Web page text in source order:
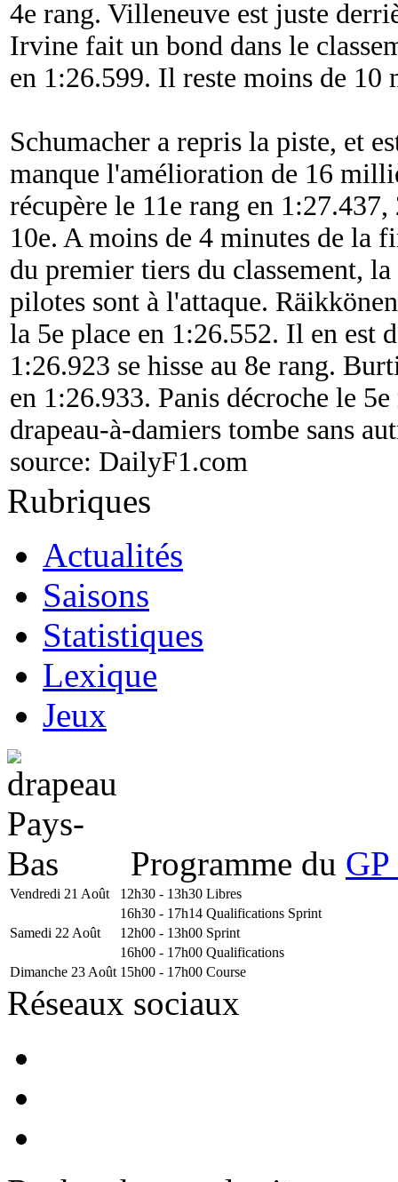
4e rang. Villeneuve est juste
Irvine fait un bond dans le
en 1:26.599. Il reste moins de 10
Schumacher a repris la piste, et
manque l'amélioration de 16
récupère le 11e rang en
10e. A moins de 4 minutes de la
du premier tiers du classement,
pilotes sont à l'attaque.
la 5e place en 1:26.552. Il en est
1:26.923 se hisse au 8e rang.
en 1:26.933. Panis décroche le
drapeau-à-damiers tombe sans
source: DailyF1.com
Rubriques
Actualités
Saisons
Statistiques
Lexique
Jeux
Programme du
Vendredi 21 Août 12h30 - 13h30 Libres
16h30 - 17h14 Qualifications Sprint
Samedi 22 Août
12h00 - 13h00 Sprint
16h00 - 17h00 Qualifications
Dimanche 23 Août 15h00 - 17h00 Course
Réseaux sociaux